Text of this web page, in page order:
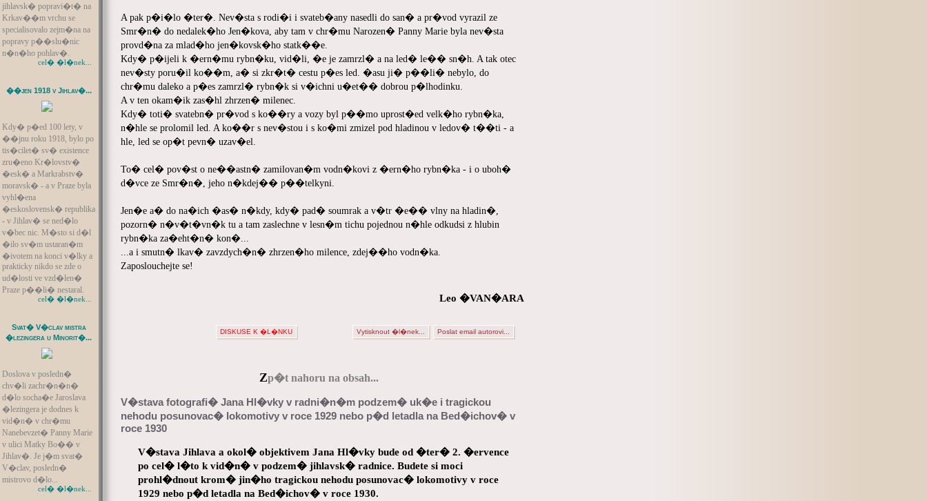
jihlavsk� popravi�t� na
Krkav��m vrchu se
specialisovalo zejm�na na
popravy p��slu�nic
n�n�ho pohlav�.
cel� �l�nek...
��jen 1918 v Jihlav�...
Kdy� p�ed 100 lety, v
��jnu roku 1918, bylo po
tis�cilet� sv� existence
zru�eno Kr�lovstv�
�esk� a Markrabstv�
moravsk� - a v Praze byla
vyhl�ena
�eskoslovensk� republika
- v Jihlav� se ned�lo
v�bec nic. M�sto si d�l
�ilo sv�m ustaran�m
�ivotem na konci v�lky a
prakticky nikdo se zde o
ud�losti ve vzd�len�
Praze p��li� nestaral.
cel� �l�nek...
Svat� V�clav mistra
�lezingera u Minorit�...
Doslova v posledn�
chv�li zachr�n�n�
d�lo socha�e Jaroslava
�lezingera je dodnes k
vid�n� v chr�mu
Nanebevzet� Panny Marie
v ulici Matky Bo�� v
Jihlav�. Je j�m svat�
V�clav, posledn�
mistrovo d�lo...
cel� �l�nek...
A pak p�i�lo �ter�. Nev�sta s rodi�i i svateb�any nasedli do san� a pr�vod vyrazil ze
Smr�n� do nedalek�ho Jen�kova, aby tam v chr�mu Narozen� Panny Marie byla nev�sta
provd�na za mlad�ho jen�kovsk�ho statk��e.
Kdy� p�ijeli k �ern�mu rybn�ku, vid�li, �e je zamrzl� a na led� le�� sn�h. A tak otec
nev�sty poru�il ko��m, a� si zkr�t� cestu p�es led. �asu ji� p��li� nebylo, do
chr�mu daleko a p�es zamrzl� rybn�k si v�ichni u�et�� dobrou p�lhodinku.
A v ten okam�ik zas�hl zhrzen� milenec.
Kdy� toti� svatebn� pr�vod s ko��ry a vozy byl p��mo uprost�ed velk�ho rybn�ka,
n�hle se prolomil led. A ko��r s nev�stou i s ko�mi zmizel pod hladinou v ledov� t��ti - a
hle, led se op�t pevn� uzav�el.
To� cel� pov�st o ne��astn� zamilovan�m vodn�kovi z �ern�ho rybn�ka - i o uboh�
d�vce ze Smr�n�, jeho n�kdej�� p��telkyni.
Jen�e a� do na�ich �as� n�kdy, kdy� pad� soumrak a v�tr �e�� vlny na hladin�,
pozorn� n�v�t�vn�k tu a tam zaslechne v lesn�m tichu pojednou n�hle odkudsi z hlubin
rybn�ka za�eht�n� kon�...
...a i smutn� lkav� zavzdych�n� zhrzen�ho milence, zdej��ho vodn�ka.
Zaposlouchejte se!
Leo �VAN�ARA
DISKUSE K �L�NKU Vytisknout �l�nek... Poslat email autorovi...
Zp�t nahoru na obsah...
V�stava fotografi� Jana Hl�vky v radni�n�m podzem� uk�e i tragickou
nehodu posunovac� lokomotivy v roce 1929 nebo p�d letadla na Bed�ichov� v
roce 1930
V�stava Jihlava a okol� objektivem Jana Hl�vky bude od �ter� 2. �ervence
po cel� l�to k vid�n� v podzem� jihlavsk� radnice. Budete si moci
prohl�dnout krom� jin�ho tragickou nehodu posunovac� lokomotivy v roce
1929 nebo p�d letadla na Bed�ichov� v roce 1930.